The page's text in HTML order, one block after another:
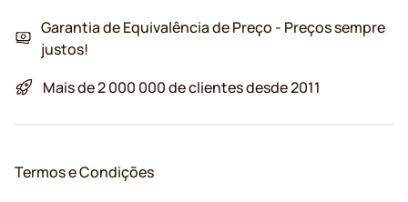
Garantia de Equivalência de Preço - Preços sempre
justos!
Mais de 2 000 000 de clientes desde 2011
Termos e Condições